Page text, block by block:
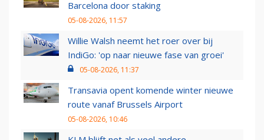
Barcelona door staking
05-08-2026, 11:57
Willie Walsh neemt het roer over bij
IndiGo: 'op naar nieuwe fase van groei'
05-08-2026, 11:37
Transavia opent komende winter nieuwe
route vanaf Brussels Airport
05-08-2026, 10:46